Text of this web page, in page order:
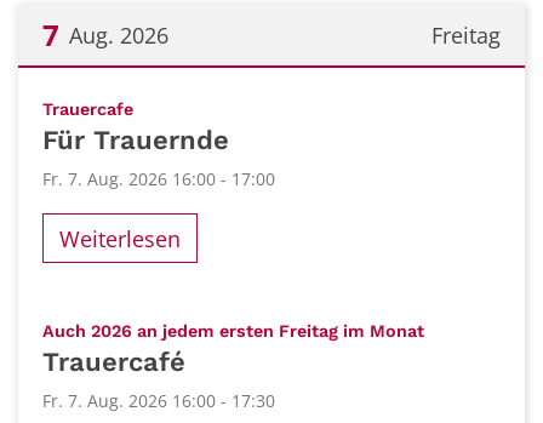
Freitag
7 Aug. 2026
Trauercafe:
Für Trauernde
Fr. 7. Aug. 2026 16:00 - 17:00
Weiterlesen
Auch 2026 an jedem ersten Freitag im Monat:
Trauercafé
Fr. 7. Aug. 2026 16:00 - 17:30